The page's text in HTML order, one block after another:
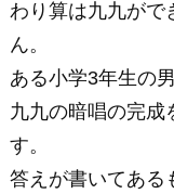
わり算は九九がで
ん。
ある小学3年生の
九九の暗唱の完成
す。
答えが書いてある